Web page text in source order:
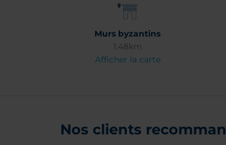
Murs byzantins
1.48km
Afficher la carte
Nos clients